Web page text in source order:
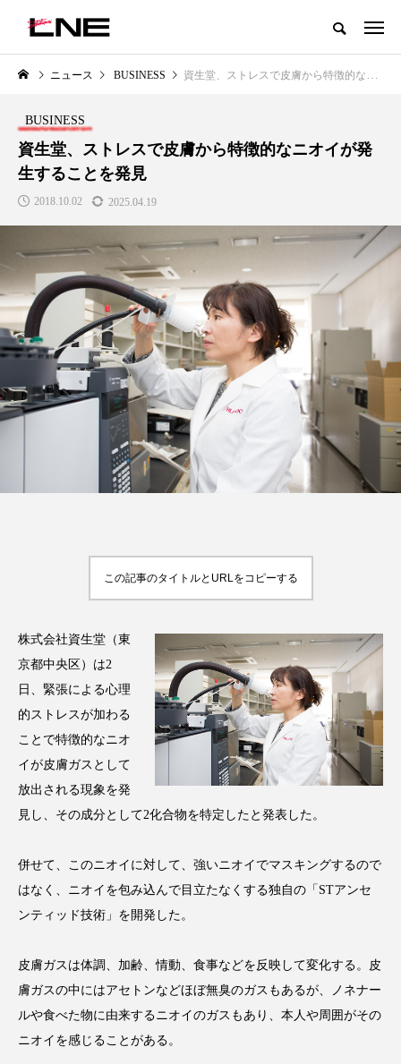
グローバルビューティ＆ヘルスケアビジネス誌
LIFESTYLE
SNSの「加工顔」と美容医療｜AI
がもたらす可能性とこれから
2026.07.13
BUSINESS
GWI調査から読み解く2030年の
都市型スパ――身近なウェルネ
の次世代モデル
2026.08.06
FEATURED 注目の企画
TAG LIST
AI B2B BeautyTech ChatGPT
Gemini Instagram SaaS SNS
TikTok アスタキサンチン
アスレジャーコスメ アレルギー アロマ
アンチエイジング アンチソリチュード
インタビュー インナービューティー 冷え
ウェルビーイング エイジングケア
エクソソーム
ニュース BUSINESS 資生堂、ストレスで皮膚から特徴的なニオイが発生することを発見
BUSINESS
資生堂、ストレスで皮膚から特徴的なニオイが発
生することを発見
2018.10.02 2025.04.19
この記事のタイトルとURLをコピーする
株式会社資生堂（東
京都中央区）は2
日、緊張による心理
的ストレスが加わる
ことで特徴的なニオ
イが皮膚ガスとして
放出される現象を発
見し、その成分として2化合物を特定したと発表した。
併せて、このニオイに対して、強いニオイでマスキングするので
はなく、ニオイを包み込んで目立たなくする独自の「STアンセ
ンティッド技術」を開発した。
皮膚ガスは体調、加齢、情動、食事などを反映して変化する。皮
膚ガスの中にはアセトンなどほぼ無臭のガスもあるが、ノネナー
ルや食べた物に由来するニオイのガスもあり、本人や周囲がその
ニオイを感じることがある。